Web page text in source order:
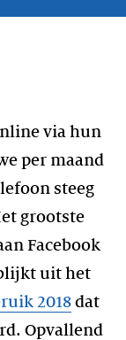
via hun
per maand
steeg
grootste
Facebook
uit het
2018 dat
Opvallend